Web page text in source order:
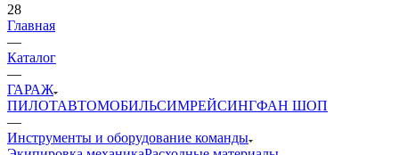
28
Главная
—
Каталог
—
ГАРАЖ
ПИЛОТАВТОМОБИЛЬСИМРЕЙСИНГФАН ШОП
—
Инструменты и оборудование команды